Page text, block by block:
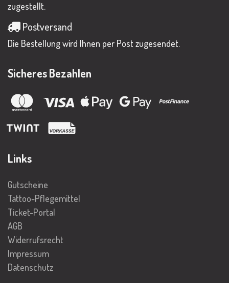
zugestellt.
Postversand
Die Bestellung wird Ihnen per Post zugesendet.
Sicheres Bezahlen
Links
Gutscheine
Tattoo-Pflegemittel
Ticket-Portal
AGB
Widerrufsrecht
Impressum
Datenschutz